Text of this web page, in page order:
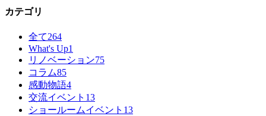
カテゴリ
全て264
What's Up1
リノベーション75
コラム85
感動物語4
交流イベント 13
ショールームイベント 13